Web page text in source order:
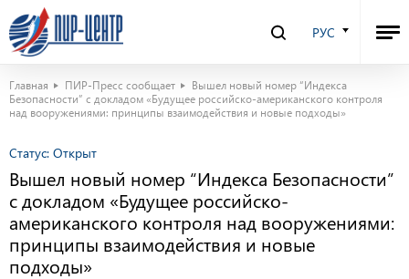
РУС
Главная ПИР-Пресс сообщает
Вышел новый номер “Индекса
Безопасности” с докладом «Будущее российско-американского контроля
над вооружениями: принципы взаимодействия и новые подходы»
Статус: Открыт
Вышел новый номер “Индекса Безопасности”
с докладом «Будущее российско-
американского контроля над вооружениями:
принципы взаимодействия и новые
подходы»